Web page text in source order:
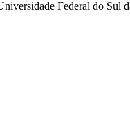
Federal do